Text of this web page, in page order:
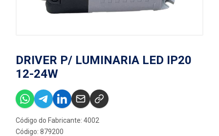
DRIVER P/ LUMINARIA LED IP20
12-24W
Código do Fabricante: 4002
Código: 879200